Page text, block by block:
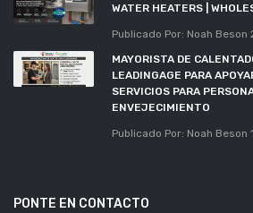
WATER HEATERS |
Publicado Por: Noah Beson
MAYORISTA DE
LEADINGAGE PARA
SERVICIOS PARA
ENVEJECIMIENTO
Publicado Por: Noah Beson
PONTE EN CONTACTO